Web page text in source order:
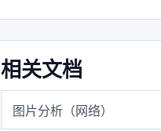
相关文档
图片分析（网络）